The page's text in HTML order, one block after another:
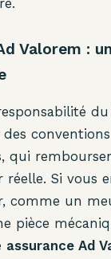
Valorem :
conventions
qui
réelle. Si vous
comme un
pièce
assurance Ad